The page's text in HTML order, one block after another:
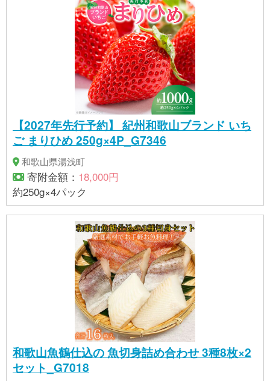
【2027年先行予約】 紀州和歌山ブランド いち
ご まりひめ 250g×4P_G7346
和歌山県湯浅町
寄附金額： 18,000円
約250g×4パック
和歌山魚鶴仕込の 魚切身詰め合わせ 3種8枚×2
セット_G7018